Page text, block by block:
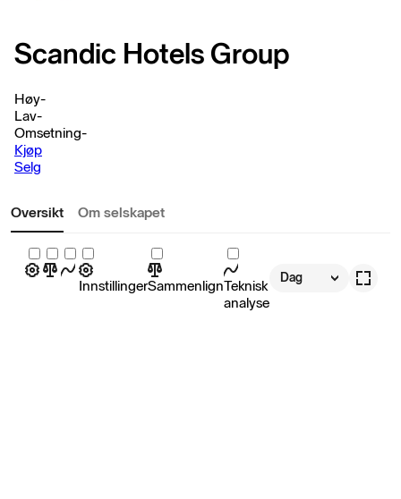
Scandic Hotels Group
Høy-
Lav-
Omsetning-
Kjøp
Selg
Oversikt Om selskapet
InnstillingerSammenlignTeknisk
analyse
Dag